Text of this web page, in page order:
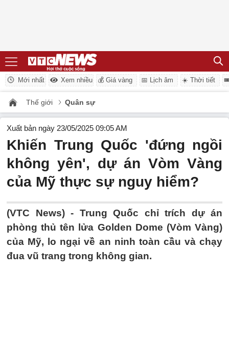
Mới nhất Xem nhiều 💰 Giá vàng 📅 Lịch âm ☀️ Thời tiết
Thế giới Quân sự
Xuất bản ngày 23/05/2025 09:05 AM
Khiến Trung Quốc 'đứng ngồi
không yên', dự án Vòm Vàng
của Mỹ thực sự nguy hiểm?
(VTC News) - Trung Quốc chỉ trích dự án
phòng thủ tên lửa Golden Dome (Vòm Vàng)
của Mỹ, lo ngại về an ninh toàn cầu và chạy
đua vũ trang trong không gian.